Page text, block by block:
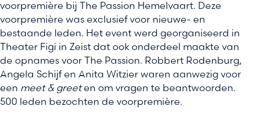
voorpremière bij The Passion Hemelvaart. Deze
voorpremière was exclusief voor nieuwe- en
bestaande leden. Het event werd georganiseerd in
Theater Figi in Zeist dat ook onderdeel maakte van
de opnames voor The Passion. Robbert Rodenburg,
Angela Schijf en Anita Witzier waren aanwezig voor
een meet & greeten om vragen te beantwoorden.
500 leden bezochten de voorpremière.